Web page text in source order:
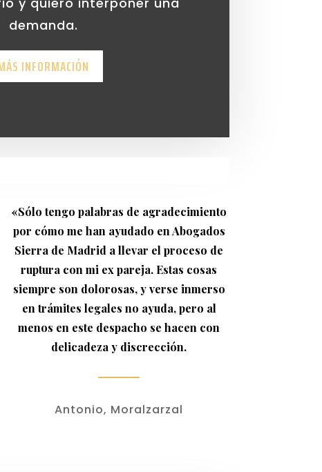
demanda.
INFORMACIÓN
«Sólo tengo palabras de agradecimiento
por cómo me han ayudado en Abogados
Sierra de Madrid a llevar el proceso de
ruptura con mi ex pareja. Estas cosas
siempre son dolorosas, y verse inmerso
en trámites legales no ayuda, pero al
menos en este despacho se hacen con
delicadeza y discrección.
Antonio, Moralzarzal